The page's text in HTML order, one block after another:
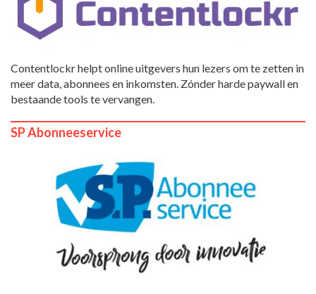
Contentlockr helpt online uitgevers hun lezers om te zetten in
meer data, abonnees en inkomsten. Zónder harde paywall en
bestaande tools te vervangen.
SP Abonneeservice